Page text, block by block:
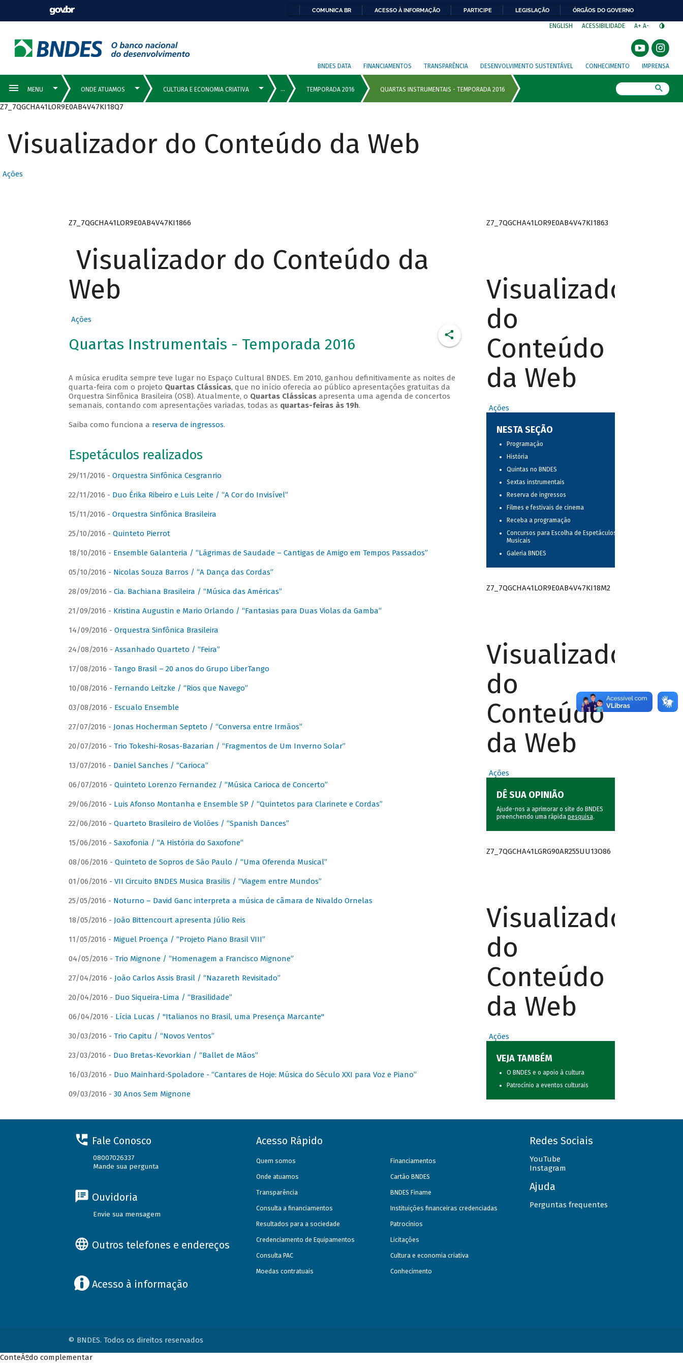
COMUNICA BR ACESSO À INFORMAÇÃO PARTICIPE LEGISLAÇÃO ÓRGÃOS DO GOVERNO
ENGLISH ACESSIBILIDADE A+ A-
BNDES DATA FINANCIAMENTOS TRANSPARÊNCIA DESENVOLVIMENTO SUSTENTÁVEL CONHECIMENTO IMPRENSA
Z7_7QGCHA41LOR9E0AB4V47KI18Q7
Visualizador do Conteúdo da Web
Ações
Z7_7QGCHA41LOR9E0AB4V47KI1866
Visualizador do Conteúdo da
Web
Ações
Quartas Instrumentais - Temporada 2016
A música erudita sempre teve lugar no Espaço Cultural BNDES. Em 2010, ganhou definitivamente as noites de
quarta-feira com o projeto Quartas Clássicas, que no início oferecia ao público apresentações gratuitas da
Orquestra Sinfônica Brasileira (OSB). Atualmente, o Quartas Clássicasapresenta uma agenda de concertos
semanais, contando com apresentações variadas, todas as quartas-feiras às 19h.
Saiba como funciona a reserva de ingressos.
Espetáculos realizados
29/11/2016 - Orquestra Sinfônica Cesgranrio
22/11/2016 - Duo Érika Ribeiro e Luis Leite / “A Cor do Invisível”
15/11/2016 - Orquestra Sinfônica Brasileira
25/10/2016 - Quinteto Pierrot
18/10/2016 - Ensemble Galanteria / “Lágrimas de Saudade – Cantigas de Amigo em Tempos Passados”
05/10/2016 - Nicolas Souza Barros / “A Dança das Cordas”
28/09/2016 - Cia. Bachiana Brasileira / “Música das Américas”
21/09/2016 - Kristina Augustin e Mario Orlando / “Fantasias para Duas Violas da Gamba”
14/09/2016 - Orquestra Sinfônica Brasileira
24/08/2016 - Assanhado Quarteto / “Feira”
17/08/2016 - Tango Brasil – 20 anos do Grupo LiberTango
10/08/2016 - Fernando Leitzke / “Rios que Navego”
03/08/2016 - Escualo Ensemble
27/07/2016 - Jonas Hocherman Septeto / “Conversa entre Irmãos”
20/07/2016 - Trio Tokeshi-Rosas-Bazarian / “Fragmentos de Um Inverno Solar”
13/07/2016 - Daniel Sanches / “Carioca”
06/07/2016 - Quinteto Lorenzo Fernandez / “Música Carioca de Concerto”
29/06/2016 - Luis Afonso Montanha e Ensemble SP / “Quintetos para Clarinete e Cordas”
22/06/2016 - Quarteto Brasileiro de Violões / “Spanish Dances”
15/06/2016 - Saxofonia / “A História do Saxofone”
08/06/2016 - Quinteto de Sopros de São Paulo / “Uma Oferenda Musical”
01/06/2016 - VII Circuito BNDES Musica Brasilis / “Viagem entre Mundos”
25/05/2016 - Noturno – David Ganc interpreta a música de câmara de Nivaldo Ornelas
18/05/2016 - João Bittencourt apresenta Júlio Reis
11/05/2016 - Miguel Proença / “Projeto Piano Brasil VIII”
04/05/2016 - Trio Mignone / “Homenagem a Francisco Mignone”
27/04/2016 - João Carlos Assis Brasil / “Nazareth Revisitado”
20/04/2016 - Duo Siqueira-Lima / “Brasilidade”
06/04/2016 - Lícia Lucas / "Italianos no Brasil, uma Presença Marcante"
30/03/2016 - Trio Capitu / “Novos Ventos”
23/03/2016 - Duo Bretas-Kevorkian / “Ballet de Mãos”
16/03/2016 - Duo Mainhard-Spoladore - “Cantares de Hoje: Música do Século XXI para Voz e Piano”
09/03/2016 - 30 Anos Sem Mignone
Z7_7QGCHA41LOR9E0AB4V47KI1863
Visualizador
do
Conteúdo
da Web
Ações
NESTA SEÇÃO
Programação
História
Quintas no BNDES
Sextas instrumentais
Reserva de ingressos
Filmes e festivais de cinema
Receba a programação
Concursos para Escolha de Espetáculos
Musicais
Galeria BNDES
Z7_7QGCHA41LOR9E0AB4V47KI18M2
Visualizador
do
Conteúdo
da Web
Ações
DÊ SUA OPINIÃO
Ajude-nos a aprimorar o site do BNDES
preenchendo uma rápida pesquisa.
Z7_7QGCHA41LGRG90AR255UU13O86
Visualizador
do
Conteúdo
da Web
Ações
VEJA TAMBÉM
O BNDES e o apoio à cultura
Patrocínio a eventos culturais
Fale Conosco
08007026337
Mande sua pergunta
Ouvidoria
Envie sua mensagem
Outros telefones e endereços
Acesso à informação
Acesso Rápido
Quem somos
Onde atuamos
Transparência
Consulta a financiamentos
Resultados para a sociedade
Credenciamento de Equipamentos
Consulta PAC
Moedas contratuais
Financiamentos
Cartão BNDES
BNDES Finame
Instituições financeiras credenciadas
Patrocínios
Licitações
Cultura e economia criativa
Conhecimento
Redes Sociais
YouTube
Instagram
Ajuda
Perguntas frequentes
© BNDES. Todos os direitos reservados
ConteÃºdo complementar